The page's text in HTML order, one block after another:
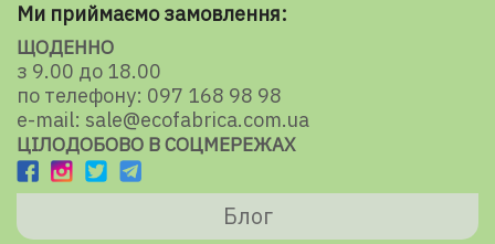
Ми приймаємо замовлення:
ЩОДЕННО
з 9.00 до 18.00
по телефону: 097 168 98 98
e-mail: sale@ecofabrica.com.ua
ЦІЛОДОБОВО В СОЦМЕРЕЖАХ
Блог